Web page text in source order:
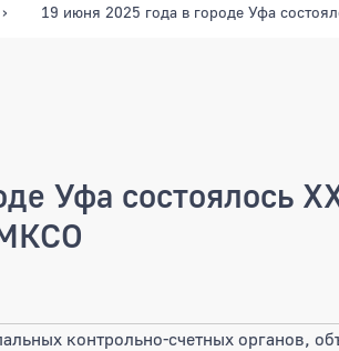
19 июня 2025 года в городе Уфа
Уфа состоялось
контрольно-счетных органов,